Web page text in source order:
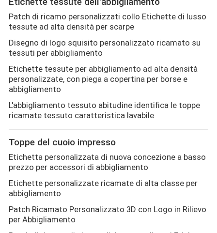
Patch di ricamo personalizzati collo Etichette di lusso
tessute ad alta densità per scarpe
Disegno di logo squisito personalizzato ricamato su
tessuti per abbigliamento
Etichette tessute per abbigliamento ad alta densità
personalizzate, con piega a copertina per borse e
abbigliamento
L'abbigliamento tessuto abitudine identifica le toppe
ricamate tessuto caratteristica lavabile
Toppe del cuoio impresso
Etichetta personalizzata di nuova concezione a basso
prezzo per accessori di abbigliamento
Etichette personalizzate ricamate di alta classe per
abbigliamento
Patch Ricamato Personalizzato 3D con Logo in Rilievo
per Abbigliamento